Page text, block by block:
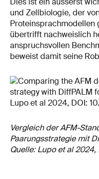
und Zellbiologie, der
Proteinsprachmodellen
übertrifft nachweislich
anspruchsvollen
beweist damit seine
Vergleich der AFM-
Paarungsstrategie mit
Quelle: Lupo et al 2024,